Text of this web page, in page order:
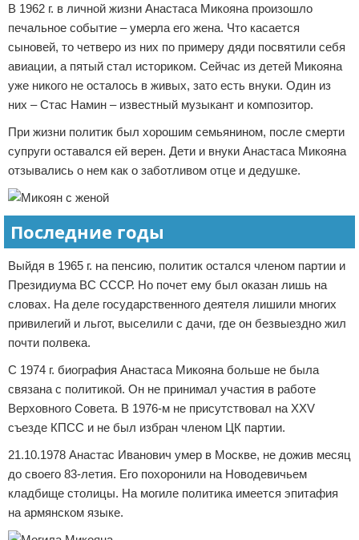
В 1962 г. в личной жизни Анастаса Микояна произошло
печальное событие – умерла его жена. Что касается
сыновей, то четверо из них по примеру дяди посвятили себя
авиации, а пятый стал историком. Сейчас из детей Микояна
уже никого не осталось в живых, зато есть внуки. Один из
них – Стас Намин – известный музыкант и композитор.
При жизни политик был хорошим семьянином, после смерти
супруги оставался ей верен. Дети и внуки Анастаса Микояна
отзывались о нем как о заботливом отце и дедушке.
Последние годы
Выйдя в 1965 г. на пенсию, политик остался членом партии и
Президиума ВС СССР. Но почет ему был оказан лишь на
словах. На деле государственного деятеля лишили многих
привилегий и льгот, выселили с дачи, где он безвыездно жил
почти полвека.
С 1974 г. биография Анастаса Микояна больше не была
связана с политикой. Он не принимал участия в работе
Верховного Совета. В 1976-м не присутствовал на XXV
съезде КПСС и не был избран членом ЦК партии.
21.10.1978 Анастас Иванович умер в Москве, не дожив месяц
до своего 83-летия. Его похоронили на Новодевичьем
кладбище столицы. На могиле политика имеется эпитафия
на армянском языке.